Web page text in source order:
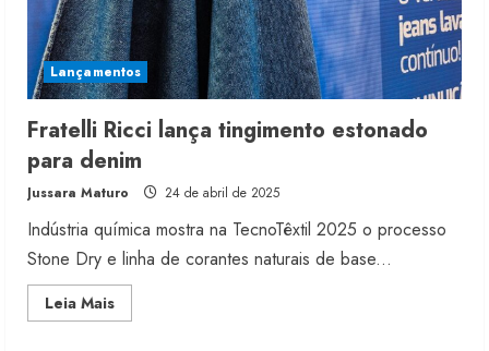
Lançamentos
Fratelli Ricci lança tingimento estonado
para denim
Jussara Maturo 24 de abril de 2025
Indústria química mostra na TecnoTêxtil 2025 o processo
Stone Dry e linha de corantes naturais de base...
Leia MaisRead
more